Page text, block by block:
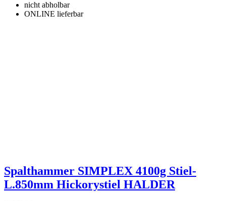
nicht abholbar
ONLINE lieferbar
Spalthammer SIMPLEX 4100g Stiel-
L.850mm Hickorystiel HALDER